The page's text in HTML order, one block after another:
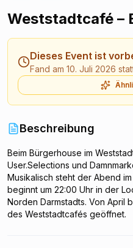
Weststadtcafé –
Dieses Event ist
Fand am 10. Juli 2026
Beschreibung
Beim Bürgerhouse im
User.Selections und
Musikalisch steht der Abend
beginnt um 22:00 Uhr in der
Norden Darmstadts. Von April
des Weststadtcafés geöffnet.